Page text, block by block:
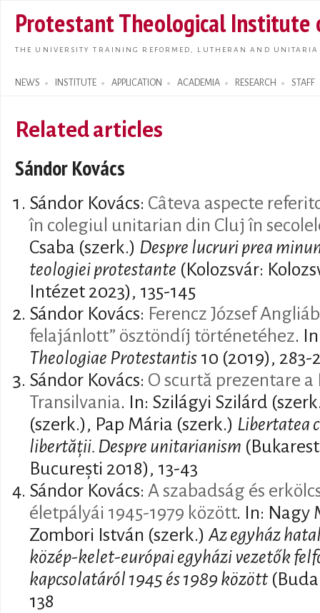
main
Protestant Theological Institute
THE UNIVERSITY TRAINING REFORMED, LUTHERAN AND
NEWS INSTITUTE APPLICATION ACADEMIA RESEARCH STAFF
Search form
Related articles
Sándor Kovács
Sándor Kovács: Câteva aspecte
în colegiul unitarian din Cluj în
Csaba (szerk.) Despre lucruri prea
teologiei protestante (Kolozsvár:
Intézet 2023), 135-145
Sándor Kovács: Ferencz József
felajánlott” ösztöndíj történetéhez.
Theologiae Protestantis 10 (2019), 283-
Sándor Kovács: O scurtă prezentare
Transilvania. In: Szilágyi Szilárd
(szerk.), Pap Mária (szerk.) Libertatea
libertății. Despre unitarianism
București 2018), 13-43
Sándor Kovács: A szabadság és
életpályái 1945-1979 között. In: Nagy
Zombori István (szerk.)Az egyház
közép-kelet-európai egyházi vezetők
kapcsolatáról 1945 és 1989 között
138